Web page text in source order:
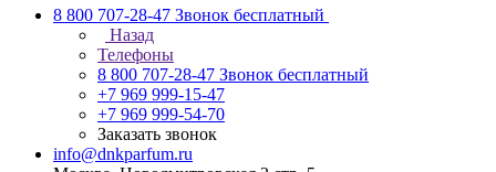
8 800 707-28-47 Звонок бесплатный
Назад
Телефоны
8 800 707-28-47 Звонок бесплатный
+7 969 999-15-47
+7 969 999-54-70
Заказать звонок
info@dnkparfum.ru